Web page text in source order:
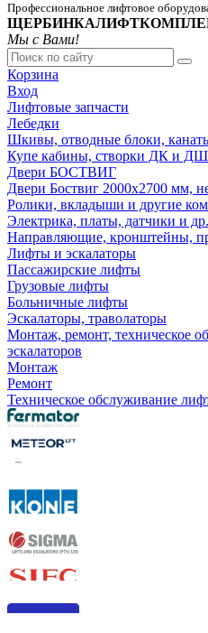
Профессиональное лифтовое
Мы с Вами!
Корзина
Вход
Лифтовые запчасти
Лебедки
Шкивы, отводные блоки,
Купе кабины, створки ДК и ДШ
Двери БОСТВИГ
Двери Боствиг 2000х2700 мм,
Ролики, вкладыши и другие
Электрика, платы, датчики и др.
Направляющие, кронштейны,
Лифты и эскалаторы
Пассажирские лифты
Грузовые лифты
Больничные лифты
Эскалаторы, траволаторы
Монтаж, ремонт, техническое
эскалаторов
Монтаж
Ремонт
Техническое обслуживание